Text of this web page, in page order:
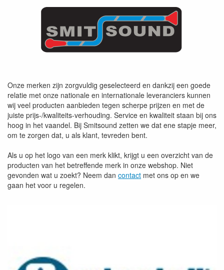
Onze merken zijn zorgvuldig geselecteerd en dankzij een goede
relatie met onze nationale en internationale leveranciers kunnen
wij veel producten aanbieden tegen scherpe prijzen en met de
juiste prijs-/kwaliteits-verhouding. Service en kwaliteit staan bij ons
hoog in het vaandel. Bij Smitsound zetten we dat ene stapje meer,
om te zorgen dat, u als klant, tevreden bent.
Als u op het logo van een merk klikt, krijgt u een overzicht van de
producten van het betreffende merk in onze webshop. Niet
gevonden wat u zoekt? Neem dan contact met ons op en we
gaan het voor u regelen.